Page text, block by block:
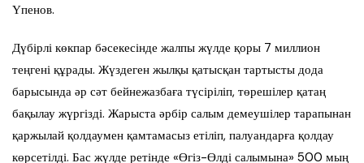
Үпенов.
Дүбірлі көкпар бәсекесінде жалпы жүлде қоры 7 миллион
теңгені құрады. Жүздеген жылқы қатысқан тартысты дода
барысында әр сәт бейнежазбаға түсіріліп, төрешілер қатаң
бақылау жүргізді. Жарыста әрбір салым демеушілер тарапынан
қаржылай қолдаумен қамтамасыз етіліп, палуандарға қолдау
көрсетілді. Бас жүлде ретінде «Өгіз-Өлді салымына» 500 мың